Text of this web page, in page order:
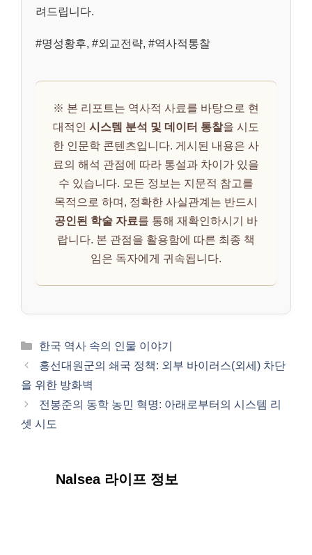
려드립니다.
#명성황후, #외교전략, #역사적통찰
※ 본 리포트는 역사적 사료를 바탕으로 현
대적인 시스템 분석 및 데이터 통찰을 시도
한 인문학 콘텐츠입니다. 게시된 내용은 사
료의 해석 관점에 따라 통설과 차이가 있을
수 있습니다. 모든 정보는 지문적 참고를
목적으로 하며, 정확한 사실관계는 반드시
공인된 학술 자료를 통해 재확인하시기 바
랍니다. 본 관점을 활용함에 따른 최종 책
임은 독자에게 귀속됩니다.
카
테
리
한국 역사 속의 인물 이야기
흥선대원군의 쇄국 정책: 외부 바이러스(외세) 차단
을 위한 방화벽
전봉준의 동학 농민 혁명: 아래로부터의 시스템 리
셋 시도
Nalsea 라이프 정보